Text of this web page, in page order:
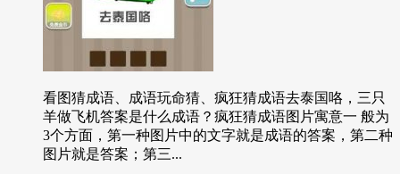
看图猜成语、成语玩命猜、疯狂猜成语去泰国咯，三只
羊做飞机答案是什么成语？疯狂猜成语图片寓意一 般为
3个方面，第一种图片中的文字就是成语的答案，第二种
图片就是答案；第三...